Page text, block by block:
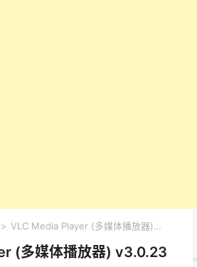
> VLC Media Player (多媒体播放器)
(多媒体播放器) v3.0.23